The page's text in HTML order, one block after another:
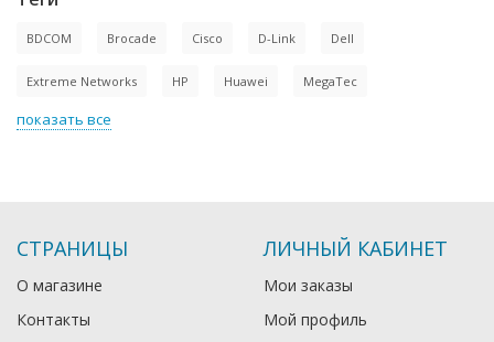
BDCOM Brocade Cisco D-Link Dell
Extreme Networks HP Huawei MegaTec
показать все
СТРАНИЦЫ
О магазине
Контакты
ЛИЧНЫЙ КАБИНЕТ
Мои заказы
Мой профиль